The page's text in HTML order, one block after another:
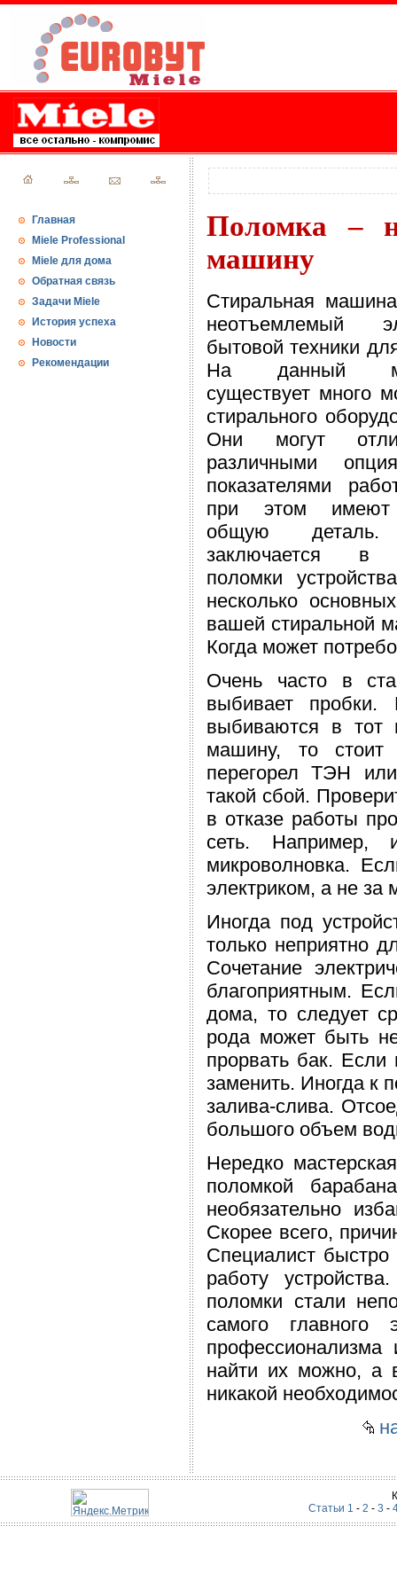
Главная
Miele Professional
Miele для дома
Обратная связь
Задачи Miele
История успеха
Новости
Рекомендации
Поломка –
машину
Стиральная
неотъемлемый
бытовой техники
На данный
существует много
стирального
Они могут
различными
показателями
при этом
общую
заключается в
поломки
несколько
вашей стиральной
Когда может
Очень часто в
выбивает пробки.
выбиваются в тот
машину, то стоит
перегорел ТЭН
такой сбой.
в отказе работы
сеть. Например,
микроволновка.
электриком, а не
Иногда под
только неприятно
Сочетание
благоприятным.
дома, то следует
рода может быть
прорвать бак. Если
заменить. Иногда к
залива-слива.
большого объем
Нередко
поломкой
необязательно
Скорее всего,
Специалист быстро
работу
поломки стали
самого главного
найти их можно, а
никакой
Статьи 1 - 2 - 3 -